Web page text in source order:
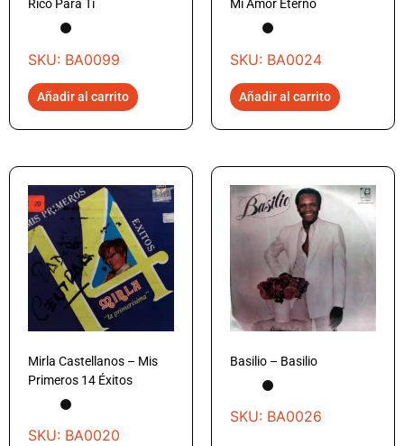
Rico Para Ti
SKU: BA0099
Añadir al carrito
Mi Amor Eterno
SKU: BA0024
Añadir al carrito
Mirla Castellanos – Mis
Primeros 14 Éxitos
SKU: BA0020
Basilio – Basilio
SKU: BA0026